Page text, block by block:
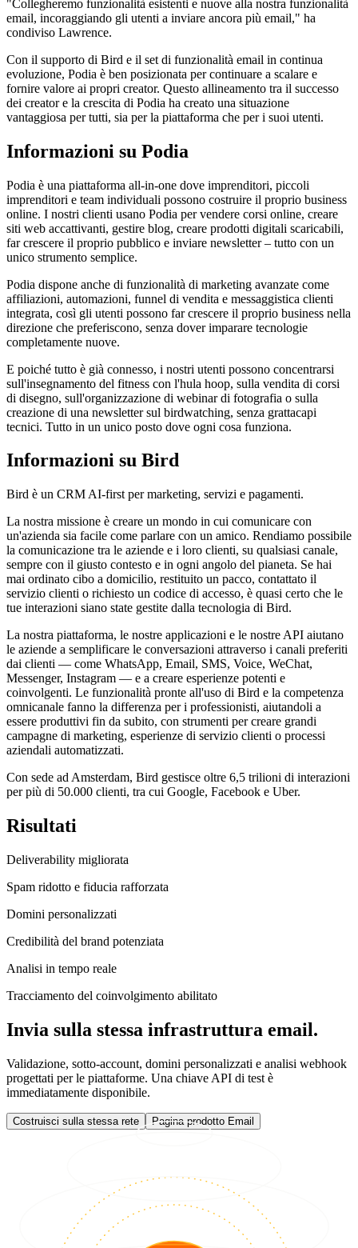
"Collegheremo funzionalità esistenti e nuove alla nostra funzionalità
email, incoraggiando gli utenti a inviare ancora più email," ha
condiviso Lawrence.
Con il supporto di Bird e il set di funzionalità email in continua
evoluzione, Podia è ben posizionata per continuare a scalare e
fornire valore ai propri creator. Questo allineamento tra il successo
dei creator e la crescita di Podia ha creato una situazione
vantaggiosa per tutti, sia per la piattaforma che per i suoi utenti.
Informazioni su Podia
Podia è una piattaforma all-in-one dove imprenditori, piccoli
imprenditori e team individuali possono costruire il proprio business
online. I nostri clienti usano Podia per vendere corsi online, creare
siti web accattivanti, gestire blog, creare prodotti digitali scaricabili,
far crescere il proprio pubblico e inviare newsletter – tutto con un
unico strumento semplice.
Podia dispone anche di funzionalità di marketing avanzate come
affiliazioni, automazioni, funnel di vendita e messaggistica clienti
integrata, così gli utenti possono far crescere il proprio business nella
direzione che preferiscono, senza dover imparare tecnologie
completamente nuove.
E poiché tutto è già connesso, i nostri utenti possono concentrarsi
sull'insegnamento del fitness con l'hula hoop, sulla vendita di corsi
di disegno, sull'organizzazione di webinar di fotografia o sulla
creazione di una newsletter sul birdwatching, senza grattacapi
tecnici. Tutto in un unico posto dove ogni cosa funziona.
Informazioni su Bird
Bird è un CRM AI-first per marketing, servizi e pagamenti.
La nostra missione è creare un mondo in cui comunicare con
un'azienda sia facile come parlare con un amico. Rendiamo possibile
la comunicazione tra le aziende e i loro clienti, su qualsiasi canale,
sempre con il giusto contesto e in ogni angolo del pianeta. Se hai
mai ordinato cibo a domicilio, restituito un pacco, contattato il
servizio clienti o richiesto un codice di accesso, è quasi certo che le
tue interazioni siano state gestite dalla tecnologia di Bird.
La nostra piattaforma, le nostre applicazioni e le nostre API aiutano
le aziende a semplificare le conversazioni attraverso i canali preferiti
dai clienti — come WhatsApp, Email, SMS, Voice, WeChat,
Messenger, Instagram — e a creare esperienze potenti e
coinvolgenti. Le funzionalità pronte all'uso di Bird e la competenza
omnicanale fanno la differenza per i professionisti, aiutandoli a
essere produttivi fin da subito, con strumenti per creare grandi
campagne di marketing, esperienze di servizio clienti o processi
aziendali automatizzati.
Con sede ad Amsterdam, Bird gestisce oltre 6,5 trilioni di interazioni
per più di 50.000 clienti, tra cui Google, Facebook e Uber.
Risultati
Deliverability migliorata
Spam ridotto e fiducia rafforzata
Domini personalizzati
Credibilità del brand potenziata
Analisi in tempo reale
Tracciamento del coinvolgimento abilitato
Invia sulla stessa infrastruttura email.
Validazione, sotto-account, domini personalizzati e analisi webhook
progettati per le piattaforme. Una chiave API di test è
immediatamente disponibile.
Costruisci sulla stessa rete Pagina prodotto Email